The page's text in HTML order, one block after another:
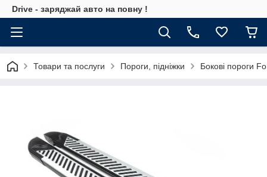
Drive - заряджай авто на повну !
Товари та послуги Пороги, підніжки Бокові пороги